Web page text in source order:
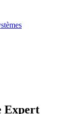
Expert